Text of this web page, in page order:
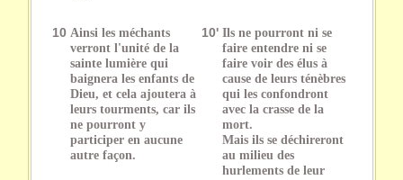
10 Ainsi les méchants
verront l'unité de la
sainte lumière qui
baignera les enfants de
Dieu, et cela ajoutera à
leurs tourments, car ils
ne pourront y
participer en aucune
autre façon.
10' Ils ne pourront ni se
faire entendre ni se
faire voir des élus à
cause de leurs ténèbres
qui les confondront
avec la crasse de la
mort.
Mais ils se déchireront
au milieu des
hurlements de leur